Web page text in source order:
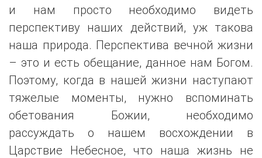
и нам просто необходимо видеть
перспективу наших действий, уж такова
наша природа. Перспектива вечной жизни
– это и есть обещание, данное нам Богом.
Поэтому, когда в нашей жизни наступают
тяжелые моменты, нужно вспоминать
обетования Божии, необходимо
рассуждать о нашем восхождении в
Царствие Небесное, что наша жизнь не